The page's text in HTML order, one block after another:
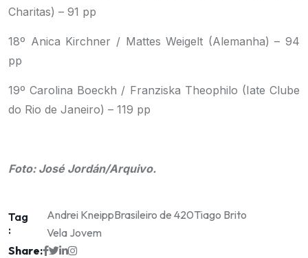
Charitas) – 91 pp
18º Anica Kirchner / Mattes Weigelt (Alemanha) – 94
pp
19º Carolina Boeckh / Franziska Theophilo (Iate Clube
do Rio de Janeiro) – 119 pp
Foto: José Jordán/Arquivo.
Tag
:
Andrei KneippBrasileiro de 420Tiago Brito
Vela Jovem
Share: